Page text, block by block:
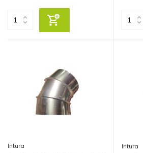
Intura Intura